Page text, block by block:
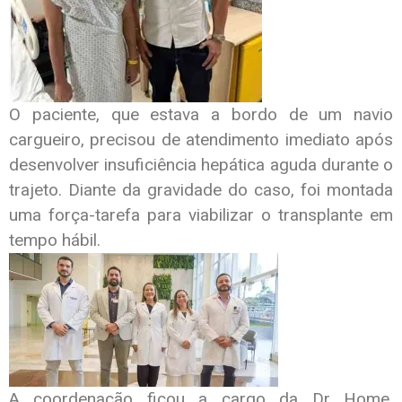
O paciente, que estava a bordo de um navio
cargueiro, precisou de atendimento imediato após
desenvolver insuficiência hepática aguda durante o
trajeto. Diante da gravidade do caso, foi montada
uma força-tarefa para viabilizar o transplante em
tempo hábil.